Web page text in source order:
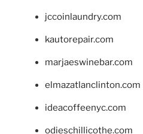
jccoinlaundry.com
kautorepair.com
marjaeswinebar.com
elmazatlanclinton.com
ideacoffeenyc.com
odieschillicothe.com